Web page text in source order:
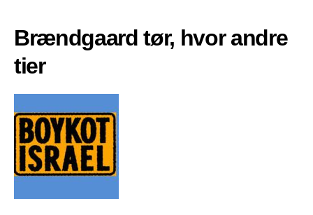
Brændgaard tør, hvor andre
tier